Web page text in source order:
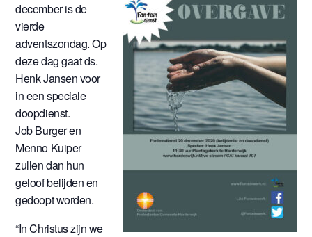
december is de
vierde
adventszondag. Op
deze dag gaat ds.
Henk Jansen voor
in een speciale
doopdienst.
Job Burger en
Menno Kuiper
zullen dan hun
geloof belijden en
gedoopt worden.
“In Christus zijn we